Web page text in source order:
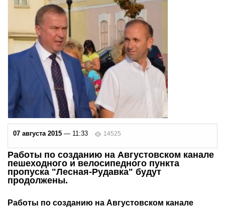
07 августа 2015 — 11:33 14525
Работы по созданию на Августовском канале
пешеходного и велосипедного пункта
пропуска "Лесная-Рудавка" будут
продолжены.
Работы по созданию на Августовском канале